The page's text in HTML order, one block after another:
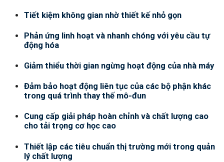
Tiết kiệm không gian nhờ thiết kế nhỏ gọn
Phản ứng linh hoạt và nhanh chóng với yêu cầu tự
động hóa
Giảm thiểu thời gian ngừng hoạt động của nhà máy
Đảm bảo hoạt động liên tục của các bộ phận khác
trong quá trình thay thế mô-đun
Cung cấp giải pháp hoàn chỉnh và chất lượng cao
cho tải trọng cơ học cao
Thiết lập các tiêu chuẩn thị trường mới trong quản
lý chất lượng